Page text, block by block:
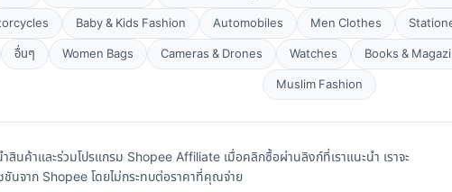
Baby & Kids Fashion Automobiles Men Clothes
อื่นๆ Women Bags Cameras & Drones Watches Books &
Muslim Fashion
สินค้าและร่วมโปรแกรม Shopee Affiliate เมื่อคลิกซื้อผ่านลิงก์ที่เราแนะนำ เราจะ
นจาก Shopee โดยไม่กระทบต่อราคาที่คุณจ่าย